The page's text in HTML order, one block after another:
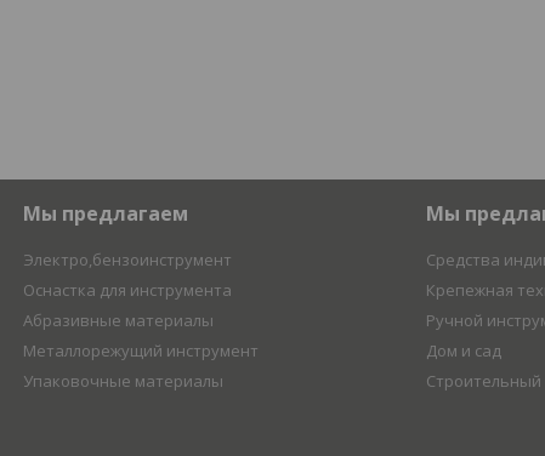
Мы предлагаем
Электро,бензоинструмент
Оснастка для инструмента
Абразивные материалы
Металлорежущий инструмент
Упаковочные материалы
Мы
Средства
Крепежная
Ручной
Дом и сад